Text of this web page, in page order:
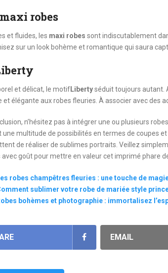
robes
et fluides, les maxi robes sont indiscutablement
sur un look bohème et romantique qui saura
et délicat, le motifLibertyséduit toujours autant.
et élégante aux robes fleuries. À associer avec des
n’hésitez pas à intégrer une ou plusieurs
multitude de possibilités en termes de coupes
de réaliser de sublimes portraits. Veillez
goût pour mettre en valeur cet imprimé phare
robes champêtres fleuries : une touche de
sublimer votre robe de mariée style
bohèmes et photographie : immortalisez
EMAIL